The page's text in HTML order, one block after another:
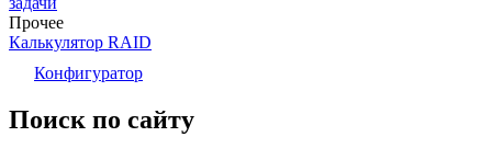
Прочее
Калькулятор RAID
Конфигуратор
Поиск по сайту